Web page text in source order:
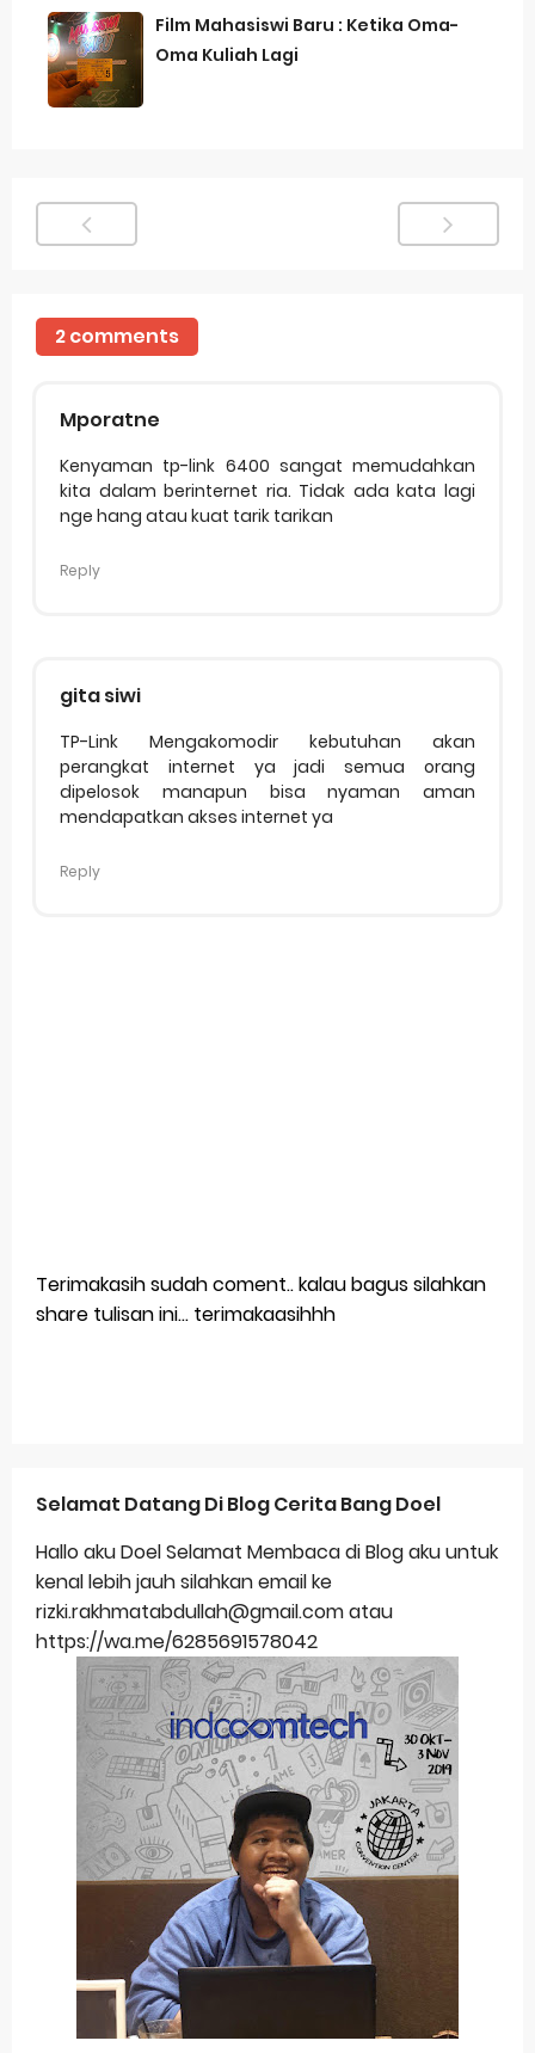
Film Mahasiswi Baru : Ketika Oma-
Oma Kuliah Lagi
2 comments
Mporatne
Kenyaman tp-link 6400 sangat memudahkan
kita dalam berinternet ria. Tidak ada kata lagi
nge hang atau kuat tarik tarikan
Reply
gita siwi
TP-Link Mengakomodir kebutuhan akan
perangkat internet ya jadi semua orang
dipelosok manapun bisa nyaman aman
mendapatkan akses internet ya
Reply
Terimakasih sudah coment.. kalau bagus silahkan
share tulisan ini... terimakaasihhh
Selamat Datang Di Blog Cerita Bang Doel
Hallo aku Doel Selamat Membaca di Blog aku untuk
kenal lebih jauh silahkan email ke
rizki.rakhmatabdullah@gmail.com atau
https://wa.me/6285691578042